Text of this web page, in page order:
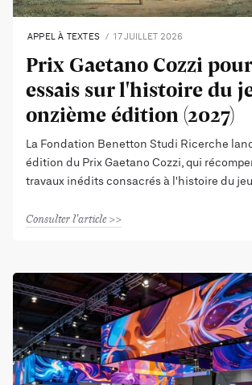
APPEL À TEXTES 17 JUILLET 2026
Prix Gaetano Cozzi
essais sur l'histoire du
onzième édition (2027)
La Fondation Benetton Studi Ricerche
édition du Prix Gaetano Cozzi, qui
travaux inédits consacrés à l'histoire du
Consulter l'article